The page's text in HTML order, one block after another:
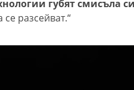
губят смисъла си
разсейват.“